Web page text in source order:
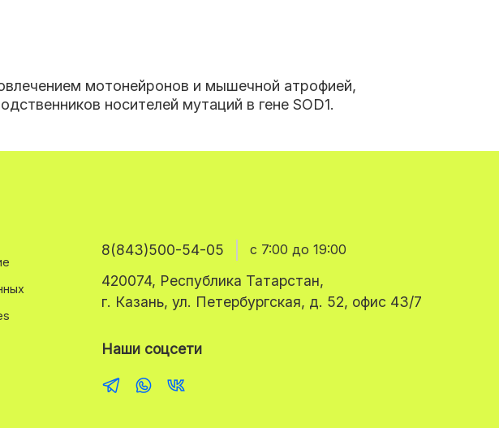
мотонейронов и мышечной атрофией,
носителей мутаций в гене SOD1.
8(843)500-54-05 с 7:00 до 19:00
420074, Республика Татарстан,
г. Казань, ул. Петербургская, д. 52, офис 43/7
Наши соцсети